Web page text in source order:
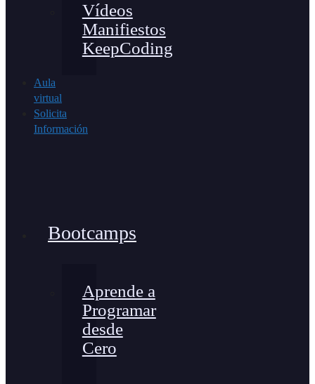
Vídeos
Manifiestos
KeepCoding
Aula
virtual
Solicita
Información
Bootcamps
Aprende a
Programar
desde
Cero